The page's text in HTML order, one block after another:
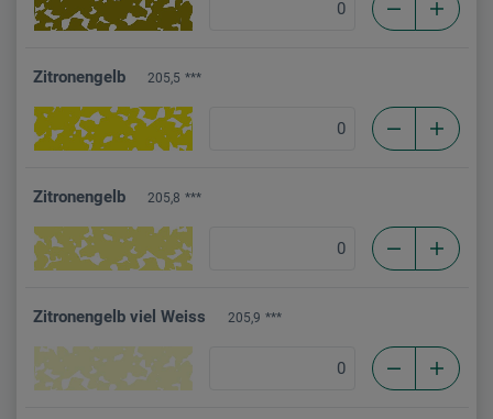
Zitronengelb 205,5 ***
Zitronengelb 205,8 ***
Zitronengelb viel Weiss 205,9 ***